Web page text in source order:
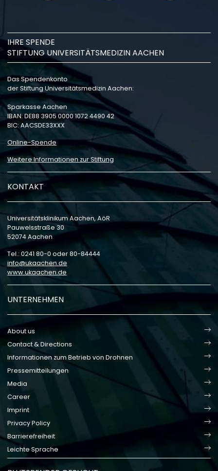
IHRE SPENDE
STIFTUNG UNIVERSITÄTSMEDIZIN AACHEN
Das Spendenkonto
der Stiftung Universitätsmedizin Aachen:
Sparkasse Aachen
IBAN: DE88 3905 0000 1072 4490 42
BIC: AACSDE33XXX
Online-Spende
Weitere Informationen zur Stiftung
KONTAKT
Universitätsklinikum Aachen, AöR
Pauwelsstraße 30
52074 Aachen
Tel.: 0241 80-0 oder 80-84444
info
ukaachen de
www.ukaachen.de
UNTERNEHMEN
About us
Contact & Directions
Informationen zum Betrieb von Drohnen
Pressemitteilungen
Media
Career
Imprint
Privacy Policy
Barrierefreiheit
Leichte Sprache